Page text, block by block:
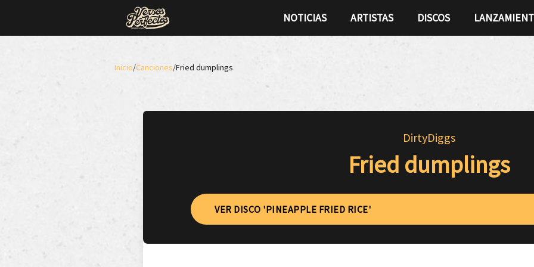
NOTICIAS ARTISTAS DISCOS
Inicio/Canciones/Fried dumplings
DirtyDiggs
Fried dumplings
VER DISCO 'PINEAPPLE FRIED RICE'